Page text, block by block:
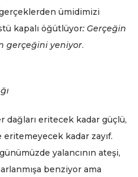
ümidimizi
kapalı öğütlüyor: Gerçeğin
gerçeğini yeniyor.
dağları eritecek kadar güçlü,
eritemeyecek kadar zayıf.
yalancının ateşi,
benziyor ama